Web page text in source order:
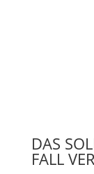
DAS
FALL